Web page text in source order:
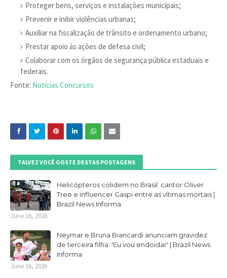
Proteger bens, serviços e instalações municipais;
Prevenir e inibir violências urbanas;
Auxiliar na fiscalização de trânsito e ordenamento urbano;
Prestar apoio às ações de defesa civil;
Colaborar com os órgãos de segurança pública estaduais e
federais.
Fonte: Noticias Concursos
TALVEZ VOCÊ GOSTE DESTAS POSTAGENS
Helicópteros colidem no Brasil: cantor Oliver
Tree e influencer Gaspi entre as vítimas mortais |
Brazil News Informa
June 16, 2026
Neymar e Bruna Biancardi anunciam gravidez
de terceira filha: 'Eu vou endoidar' | Brazil News
Informa
June 16, 2026